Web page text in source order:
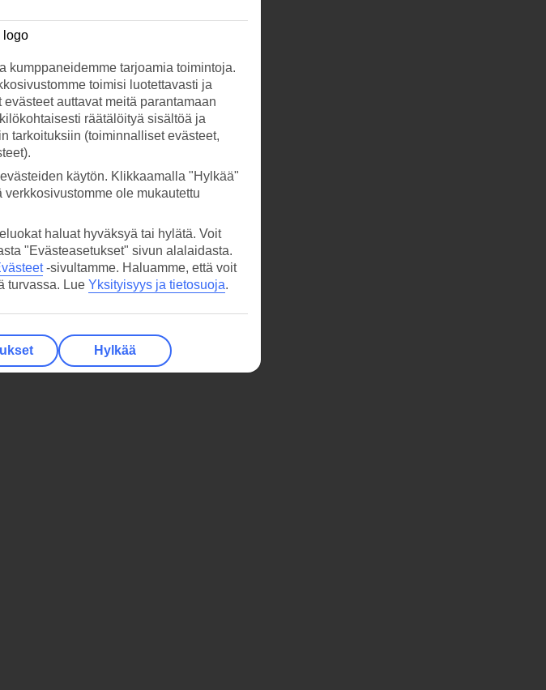
kumppaneidemme tarjoamia toimintoja.
toimisi luotettavasti ja
auttavat meitä parantamaan
räätälöityä sisältöä ja
tarkoituksiin (toiminnalliset evästeet,
käytön. Klikkaamalla "Hylkää"
ole mukautettu
haluat hyväksyä tai hylätä. Voit
"Evästeasetukset" sivun alalaidasta.
-sivultamme. Haluamme, että voit
turvassa. Lue Yksityisyys ja tietosuoja.
Hylkää